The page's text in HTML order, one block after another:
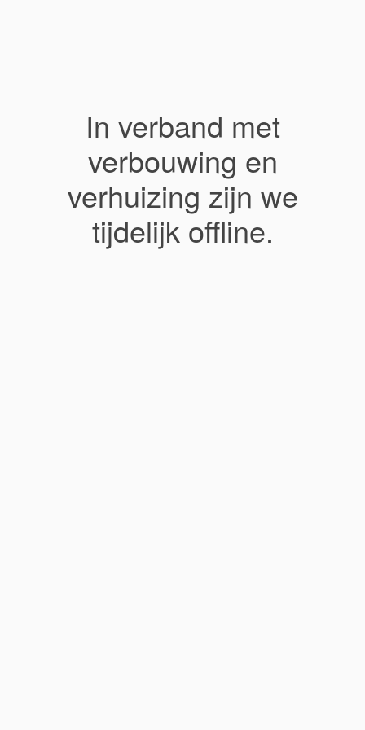
In verband met
verbouwing en
verhuizing zijn we
tijdelijk offline.